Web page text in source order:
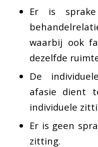
Er is
waarbij ook
dezelfde
De
afasie dient
individuele
Er is geen
zitting.